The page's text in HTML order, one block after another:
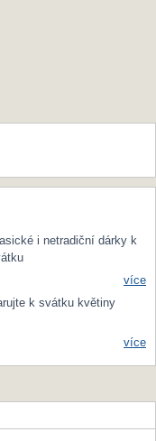
i netradiční dárky k
více
k svátku květiny
více